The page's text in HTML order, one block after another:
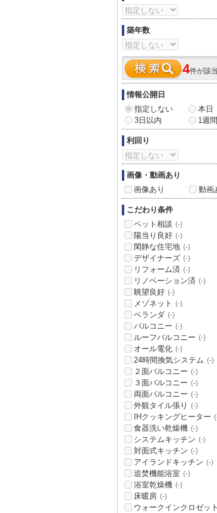
築年数
4件が該当
情報公開日
指定しない
本日
3日以内
1週
利回り
画像・動画あり
画像あり
動画
こだわり条件
ペット相談 (-)
陽当り良好 (-)
閑静な住宅地 (-)
デザイナーズ (-)
リフォーム済 (-)
リノベーション済 (-)
眺望良好 (-)
メゾネット (-)
ベランダ (-)
バルコニー (-)
ルーフバルコニー (-)
オール電化 (-)
24時間換気システム (-)
２面バルコニー (-)
３面バルコニー (-)
両面バルコニー (-)
外観タイル張り (-)
IHクッキングヒーター
食器洗い乾燥機 (-)
システムキッチン (-)
対面式キッチン (-)
アイランドキッチン (-)
追焚機能浴室 (-)
浴室乾燥機 (-)
床暖房 (-)
ウォークインクロゼット